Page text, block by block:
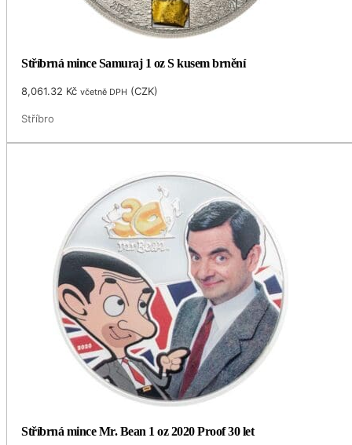
Stříbrná mince Samuraj 1 oz S kusem brnění
8,061.32 Kč včetně DPH (CZK)
Stříbro
Stříbrná mince Mr. Bean 1 oz 2020 Proof 30 let